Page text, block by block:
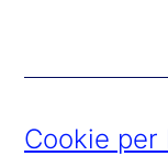
Cookie per